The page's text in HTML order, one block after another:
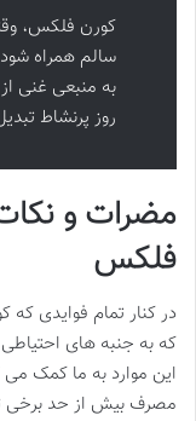
کورن فلکس،
سالم همراه
به منبعی غنی
روز پرنشاط
مضرات و
فلکس
در کنار تمام فوایدی
که به جنبه های
این موارد به ما کمک می
مصرف بیش از حد برخی